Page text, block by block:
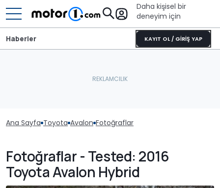
Daha kişisel bir
deneyim için
KAYIT OL / GİRİŞ YAP
Haberler
Ana Sayfa Toyota Avalon Fotoğraflar
Fotoğraflar - Tested: 2016
Toyota Avalon Hybrid